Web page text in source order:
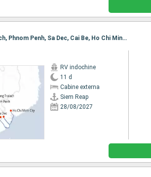
Itinerário : Siem Reap, Angkor (Angkor Vat), Tonle, Kampong Tralach, Phnom Penh, Sa Dec, Cai Be, Ho Chi Minh City
RV indochine
11 d
Cabine externa
Siem Reap
28/08/2027